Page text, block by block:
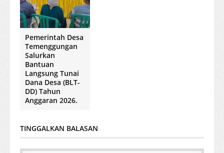
Pemerintah Desa
Temenggungan
Salurkan
Bantuan
Langsung Tunai
Dana Desa (BLT-
DD) Tahun
Anggaran 2026.
TINGGALKAN BALASAN